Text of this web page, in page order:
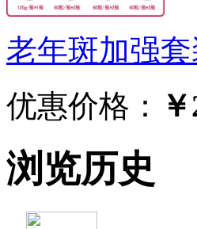
老年斑加强套
优惠价格：
浏览历史